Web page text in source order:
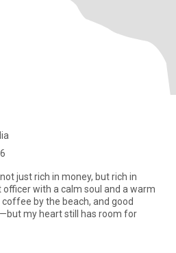
just rich in money, but rich in
by the beach, and good
my heart still has room for